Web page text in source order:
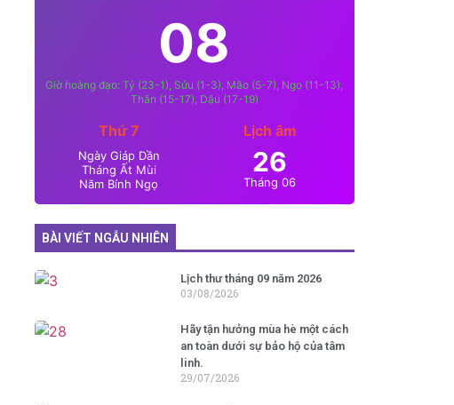
08
Giờ hoàng đạo: Tý (23-1), Sửu (1-3), Mão (5-7), Ngọ (11-13),
Thân (15-17), Dậu (17-19)
Thứ 7
Ngày Giáp Dần
Tháng Ất Mùi
Năm Bính Ngọ
Lịch âm
26
Tháng 06
BÀI VIẾT NGẪU NHIÊN
Lịch thư tháng 09 năm 2026
03/08/2026
Hãy tận hưởng mùa hè một cách
an toàn dưới sự bảo hộ của tâm
linh.
29/07/2026